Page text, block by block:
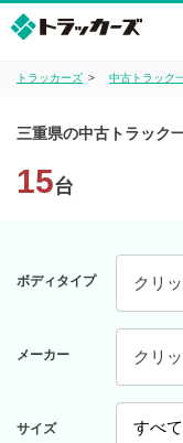
トラッカーズ 中古トラック
三重県の中古トラック
15台
ボディタイプ クリ
メーカー クリ
サイズ